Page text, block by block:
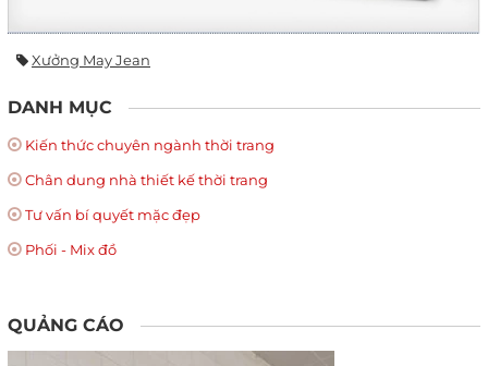
Xưởng May Jean
DANH MỤC
Kiến thức chuyên ngành thời trang
Chân dung nhà thiết kế thời trang
Tư vấn bí quyết mặc đẹp
Phối - Mix đồ
QUẢNG CÁO